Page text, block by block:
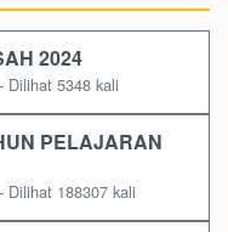
2024
Dilihat 5348 kali
PELAJARAN
Dilihat 188307 kali